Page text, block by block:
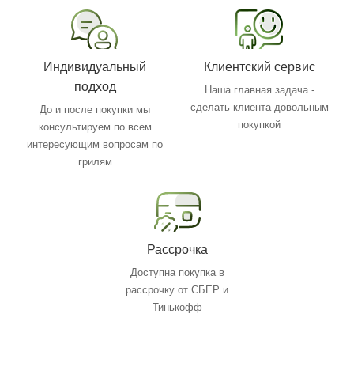
Индивидуальный
подход
До и после покупки мы
консультируем по всем
интересующим вопросам по
грилям
Клиентский сервис
Наша главная задача -
сделать клиента довольным
покупкой
Рассрочка
Доступна покупка в
рассрочку от СБЕР и
Тинькофф